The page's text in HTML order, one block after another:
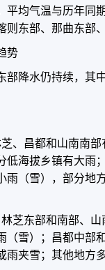
平均气温与历年同
则东部、那曲东部
势
降水仍持续，其
昌都和山南南部
低海拔乡镇有大雨
雨（雪），部分地
东部和南部、山
（雪）；昌都中部
雨夹雪；其他地方